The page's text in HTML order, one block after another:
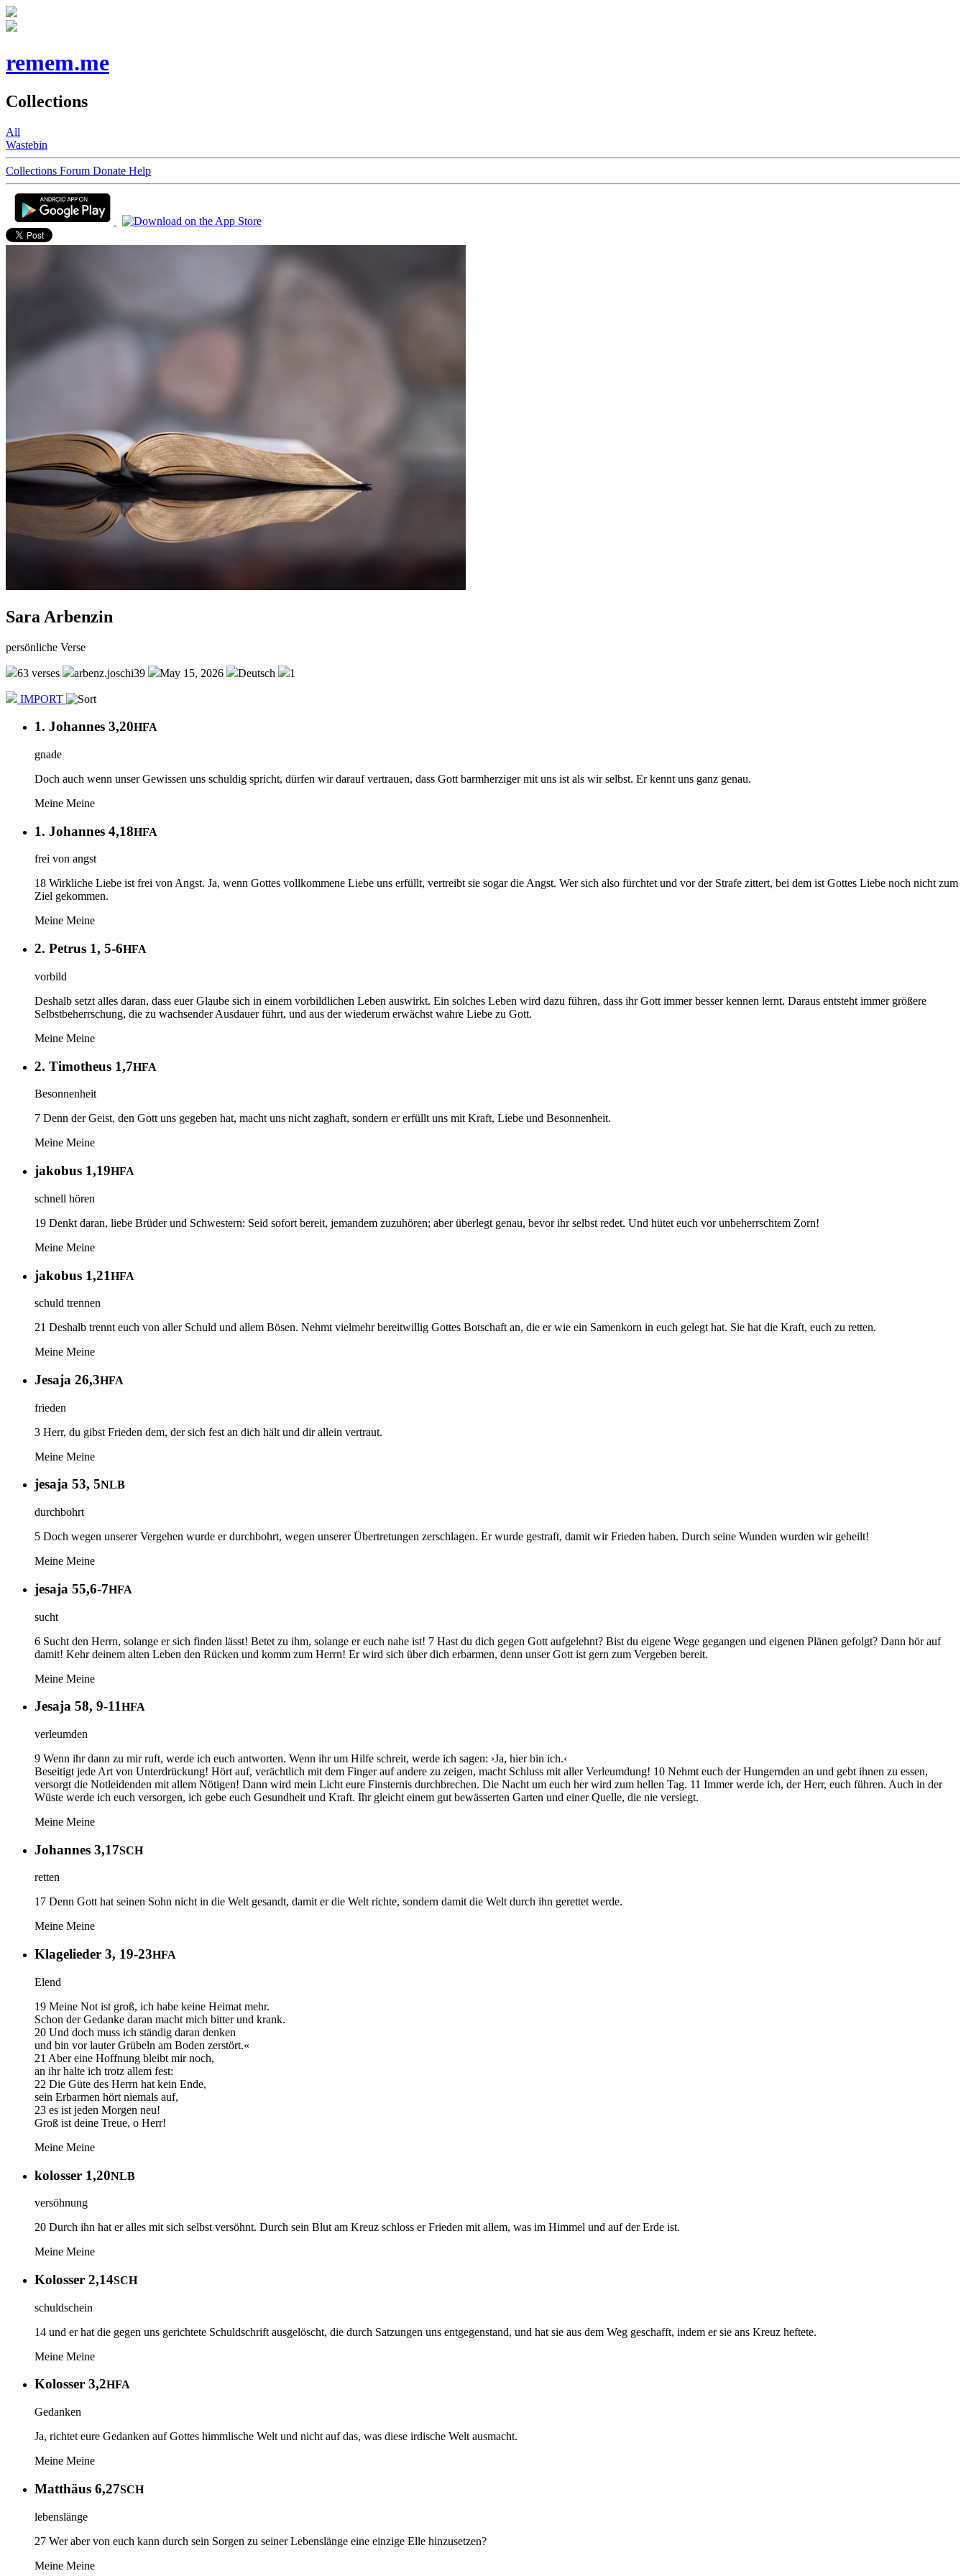
remem.me
Collections
All
Wastebin
Collections Forum Donate Help
Sara Arbenzin
persönliche Verse
63 verses arbenz.joschi39 May 15, 2026 Deutsch 1
IMPORT
1. Johannes 3,20HFA
gnade
Doch auch wenn unser Gewissen uns schuldig spricht, dürfen wir darauf vertrauen, dass Gott barmherziger mit uns ist als wir selbst. Er kennt uns ganz genau.
Meine Meine
1. Johannes 4,18HFA
frei von angst
18 Wirkliche Liebe ist frei von Angst. Ja, wenn Gottes vollkommene Liebe uns erfüllt, vertreibt sie sogar die Angst. Wer sich also fürchtet und vor der Strafe zittert, bei dem ist Gottes Liebe noch nicht zum
Ziel gekommen.
Meine Meine
2. Petrus 1, 5-6HFA
vorbild
Deshalb setzt alles daran, dass euer Glaube sich in einem vorbildlichen Leben auswirkt. Ein solches Leben wird dazu führen, dass ihr Gott immer besser kennen lernt. Daraus entsteht immer größere
Selbstbeherrschung, die zu wachsender Ausdauer führt, und aus der wiederum erwächst wahre Liebe zu Gott.
Meine Meine
2. Timotheus 1,7HFA
Besonnenheit
7 Denn der Geist, den Gott uns gegeben hat, macht uns nicht zaghaft, sondern er erfüllt uns mit Kraft, Liebe und Besonnenheit.
Meine Meine
jakobus 1,19HFA
schnell hören
19 Denkt daran, liebe Brüder und Schwestern: Seid sofort bereit, jemandem zuzuhören; aber überlegt genau, bevor ihr selbst redet. Und hütet euch vor unbeherrschtem Zorn!
Meine Meine
jakobus 1,21HFA
schuld trennen
21 Deshalb trennt euch von aller Schuld und allem Bösen. Nehmt vielmehr bereitwillig Gottes Botschaft an, die er wie ein Samenkorn in euch gelegt hat. Sie hat die Kraft, euch zu retten.
Meine Meine
Jesaja 26,3HFA
frieden
3 Herr, du gibst Frieden dem, der sich fest an dich hält und dir allein vertraut.
Meine Meine
jesaja 53, 5NLB
durchbohrt
5 Doch wegen unserer Vergehen wurde er durchbohrt, wegen unserer Übertretungen zerschlagen. Er wurde gestraft, damit wir Frieden haben. Durch seine Wunden wurden wir geheilt!
Meine Meine
jesaja 55,6-7HFA
sucht
6 Sucht den Herrn, solange er sich finden lässt! Betet zu ihm, solange er euch nahe ist! 7 Hast du dich gegen Gott aufgelehnt? Bist du eigene Wege gegangen und eigenen Plänen gefolgt? Dann hör auf
damit! Kehr deinem alten Leben den Rücken und komm zum Herrn! Er wird sich über dich erbarmen, denn unser Gott ist gern zum Vergeben bereit.
Meine Meine
Jesaja 58, 9-11HFA
verleumden
9 Wenn ihr dann zu mir ruft, werde ich euch antworten. Wenn ihr um Hilfe schreit, werde ich sagen: ›Ja, hier bin ich.‹
Beseitigt jede Art von Unterdrückung! Hört auf, verächtlich mit dem Finger auf andere zu zeigen, macht Schluss mit aller Verleumdung! 10 Nehmt euch der Hungernden an und gebt ihnen zu essen,
versorgt die Notleidenden mit allem Nötigen! Dann wird mein Licht eure Finsternis durchbrechen. Die Nacht um euch her wird zum hellen Tag. 11 Immer werde ich, der Herr, euch führen. Auch in der
Wüste werde ich euch versorgen, ich gebe euch Gesundheit und Kraft. Ihr gleicht einem gut bewässerten Garten und einer Quelle, die nie versiegt.
Meine Meine
Johannes 3,17SCH
retten
17 Denn Gott hat seinen Sohn nicht in die Welt gesandt, damit er die Welt richte, sondern damit die Welt durch ihn gerettet werde.
Meine Meine
Klagelieder 3, 19-23HFA
Elend
19 Meine Not ist groß, ich habe keine Heimat mehr.
Schon der Gedanke daran macht mich bitter und krank.
20 Und doch muss ich ständig daran denken
und bin vor lauter Grübeln am Boden zerstört.«
21 Aber eine Hoffnung bleibt mir noch,
an ihr halte ich trotz allem fest:
22 Die Güte des Herrn hat kein Ende,
sein Erbarmen hört niemals auf,
23 es ist jeden Morgen neu!
Groß ist deine Treue, o Herr!
Meine Meine
kolosser 1,20NLB
versöhnung
20 Durch ihn hat er alles mit sich selbst versöhnt. Durch sein Blut am Kreuz schloss er Frieden mit allem, was im Himmel und auf der Erde ist.
Meine Meine
Kolosser 2,14SCH
schuldschein
14 und er hat die gegen uns gerichtete Schuldschrift ausgelöscht, die durch Satzungen uns entgegenstand, und hat sie aus dem Weg geschafft, indem er sie ans Kreuz heftete.
Meine Meine
Kolosser 3,2HFA
Gedanken
Ja, richtet eure Gedanken auf Gottes himmlische Welt und nicht auf das, was diese irdische Welt ausmacht.
Meine Meine
Matthäus 6,27SCH
lebenslänge
27 Wer aber von euch kann durch sein Sorgen zu seiner Lebenslänge eine einzige Elle hinzusetzen?
Meine Meine